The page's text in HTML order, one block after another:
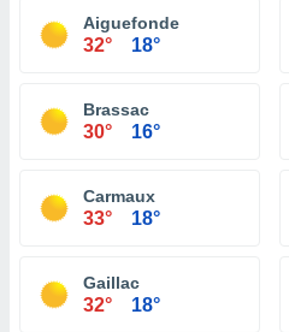
Aiguefonde
32° 18°
Brassac
30° 16°
Carmaux
33° 18°
Gaillac
32° 18°